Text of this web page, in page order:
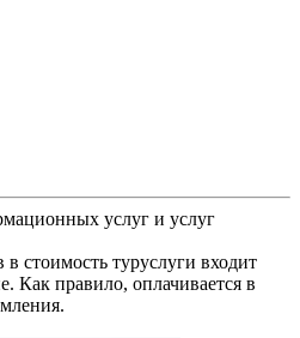
услуг и услуг
стоимость туруслуги входит
Как правило, оплачивается в